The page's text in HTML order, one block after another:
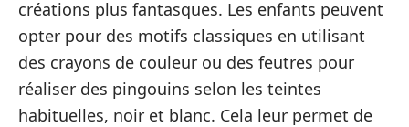
créations plus fantasques. Les enfants peuvent
opter pour des motifs classiques en utilisant
des crayons de couleur ou des feutres pour
réaliser des pingouins selon les teintes
habituelles, noir et blanc. Cela leur permet de